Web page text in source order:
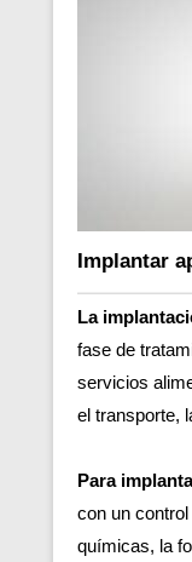
Implantar
La
fase de
servicios
el transporte,
Para
con un
químicas, la